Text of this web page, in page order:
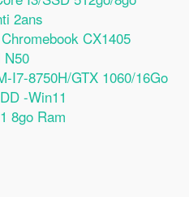
2ans
CX1405
N50
I7-8750H/GTX 1060/16Go
-Win11
8go Ram